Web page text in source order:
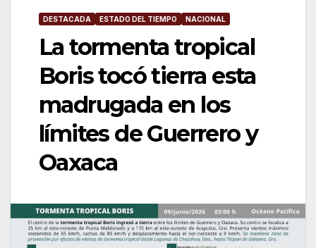
DESTACADA ESTADO DEL TIEMPO NACIONAL
La tormenta tropical
Boris tocó tierra esta
madrugada en los
límites de Guerrero y
Oaxaca